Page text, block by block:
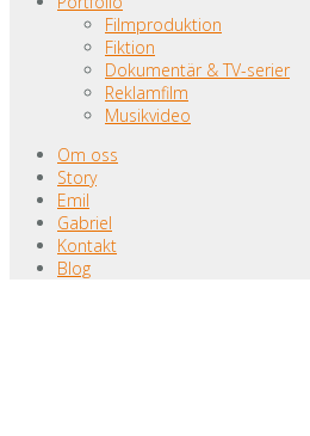
Filmproduktion
Fiktion
Dokumentär & TV-serier
Reklamfilm
Musikvideo
Om oss
Story
Emil
Gabriel
Kontakt
Blog